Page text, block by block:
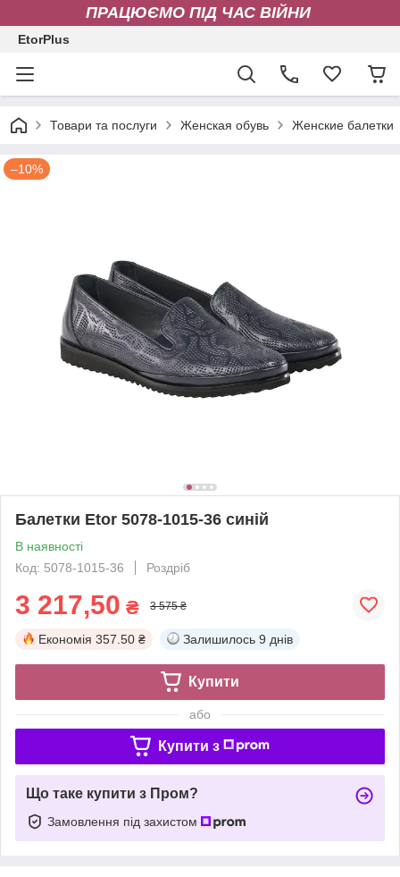
ПРАЦЮЄМО ПІД ЧАС ВІЙНИ
EtorPlus
Товари та послуги Женская обувь Женские балетки
–10%
Балетки Etor 5078-1015-36 синій
В наявності
Код: 5078-1015-36
Роздріб
3 217,50 ₴ 3 575 ₴
Економія 357.50 ₴ Залишилось 9 днів
Купити
або
Купити з
Що таке купити з Пром?
Замовлення під захистом